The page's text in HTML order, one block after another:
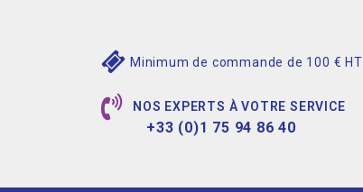
Minimum de commande de 100 € HT
NOS EXPERTS À VOTRE SERVICE
+33 (0)1 75 94 86 40